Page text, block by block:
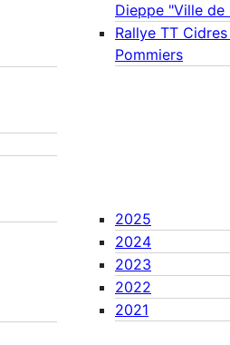
Dieppe "Ville de
Rallye TT
Pommiers
2025
2024
2023
2022
2021